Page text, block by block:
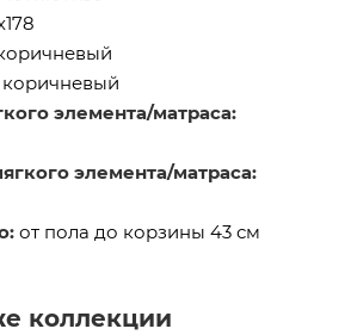
коричневый
элемента/матраса:
элемента/матраса:
: от пола до корзины 43 см
коллекции